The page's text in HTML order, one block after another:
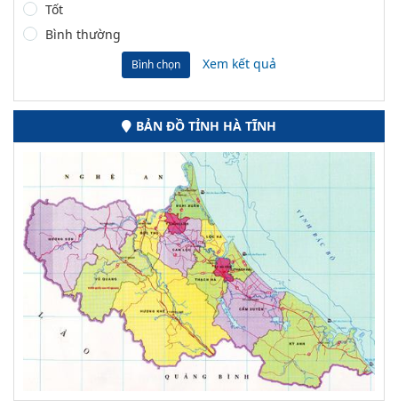
Tốt
Bình thường
Bình chọn Xem kết quả
BẢN ĐỒ TỈNH HÀ TĨNH